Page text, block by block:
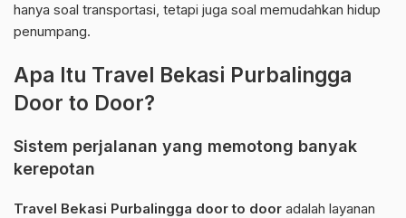
hanya soal transportasi, tetapi juga soal memudahkan hidup
penumpang.
Apa Itu Travel Bekasi Purbalingga
Door to Door?
Sistem perjalanan yang memotong banyak
kerepotan
Travel Bekasi Purbalingga door to door adalah layanan